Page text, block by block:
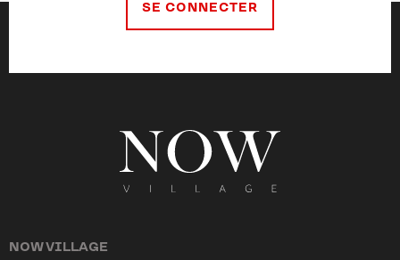
SE CONNECTER
NOW VILLAGE